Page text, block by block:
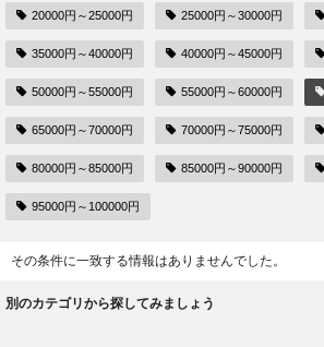
20000円～25000円 25000円～30000円
35000円～40000円 40000円～45000円
50000円～55000円 55000円～60000円
65000円～70000円 70000円～75000円
80000円～85000円 85000円～90000円
95000円～100000円
その条件に一致する情報はありませんでした。
別のカテゴリから探してみましょう